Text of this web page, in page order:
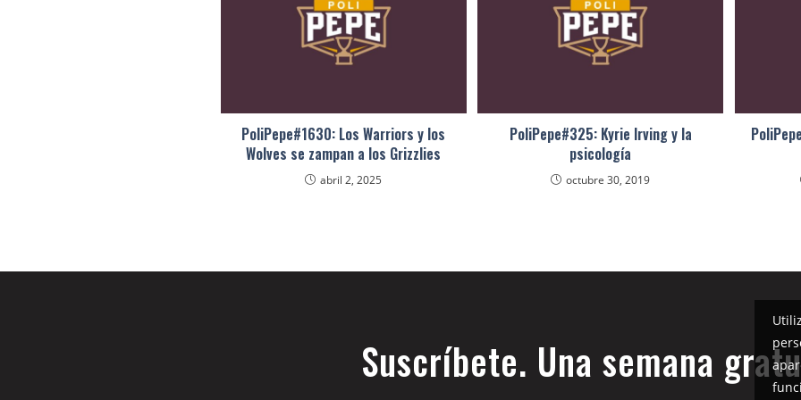
PoliPepe#1630: Los Warriors y los
Wolves se zampan a los Grizzlies
abril 2, 2025
PoliPepe#325: Kyrie Irving y la
psicología
octubre 30, 2019
Suscríbete. Una semana